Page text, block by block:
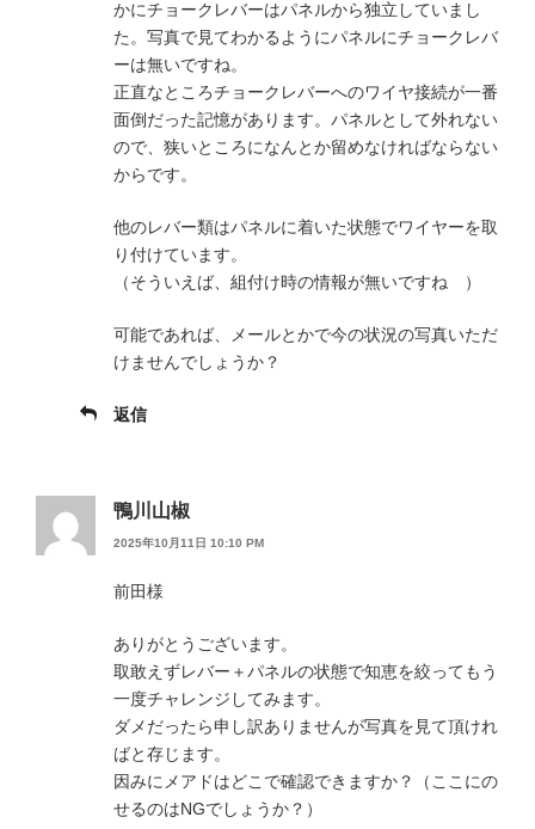
かにチョークレバーはパネルから独立していまし
た。写真で見てわかるようにパネルにチョークレバ
ーは無いですね。
正直なところチョークレバーへのワイヤ接続が一番
面倒だった記憶があります。パネルとして外れない
ので、狭いところになんとか留めなければならない
からです。
他のレバー類はパネルに着いた状態でワイヤーを取
り付けています。
（そういえば、組付け時の情報が無いですね ）
可能であれば、メールとかで今の状況の写真いただ
けませんでしょうか？
返信
鴨川山椒
2025年10月11日 10:10 PM
前田様
ありがとうございます。
取敢えずレバー＋パネルの状態で知恵を絞ってもう
一度チャレンジしてみます。
ダメだったら申し訳ありませんが写真を見て頂けれ
ばと存じます。
因みにメアドはどこで確認できますか？（ここにの
せるのはNGでしょうか？）